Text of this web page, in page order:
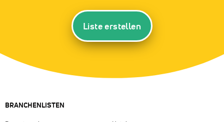
Liste erstellen
BRANCHENLISTEN